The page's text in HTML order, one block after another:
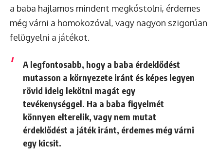
a baba hajlamos mindent megkóstolni, érdemes
még várni a homokozóval, vagy nagyon szigorúan
felügyelni a játékot.
A legfontosabb, hogy a baba érdeklődést
mutasson a környezete iránt és képes legyen
rövid ideig lekötni magát egy
tevékenységgel. Ha a baba figyelmét
könnyen elterelik, vagy nem mutat
érdeklődést a játék iránt, érdemes még várni
egy kicsit.